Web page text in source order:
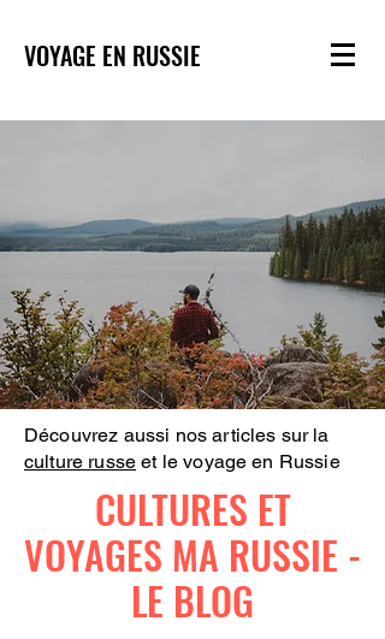
VOYAGE EN RUSSIE
Découvrez aussi nos articles sur la
culture russe et le voyage en Russie
CULTURES ET
VOYAGES MA RUSSIE -
LE BLOG